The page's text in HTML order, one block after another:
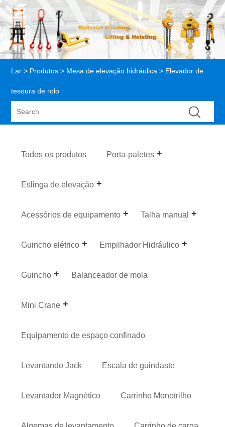
Lar > Produtos > Mesa de elevação hidráulica > Elevador de
tesoura de rolo
Todos os produtos Porta-paletes
Eslinga de elevação
Acessórios de equipamento Talha manual
Guincho elétrico Empilhador Hidráulico
Guincho Balanceador de mola
Mini Crane
Equipamento de espaço confinado
Levantando Jack Escala de guindaste
Levantador Magnético Carrinho Monotrilho